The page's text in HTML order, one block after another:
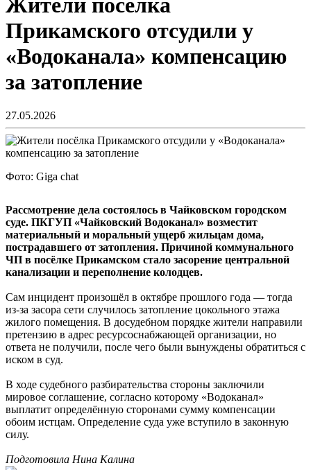
Прикамского отсудили у
«Водоканала» компенсацию
за затопление
27.05.2026
Фото: Giga chat
Рассмотрение дела состоялось в Чайковском городском
суде. ПКГУП «Чайковский Водоканал» возместит
материальный и моральный ущерб жильцам дома,
пострадавшего от затопления. Причиной коммунального
ЧП в посёлке Прикамском стало засорение центральной
канализации и переполнение колодцев.
Сам инцидент произошёл в октябре прошлого года — тогда
из-за засора сети случилось затопление цокольного этажа
жилого помещения. В досудебном порядке жители направили
претензию в адрес ресурсоснабжающей организации, но
ответа не получили, после чего были вынуждены обратиться с
иском в суд.
В ходе судебного разбирательства стороны заключили
мировое соглашение, согласно которому «Водоканал»
выплатит определённую сторонами сумму компенсации
обоим истцам. Определение суда уже вступило в законную
силу.
Подготовила Нина Калина